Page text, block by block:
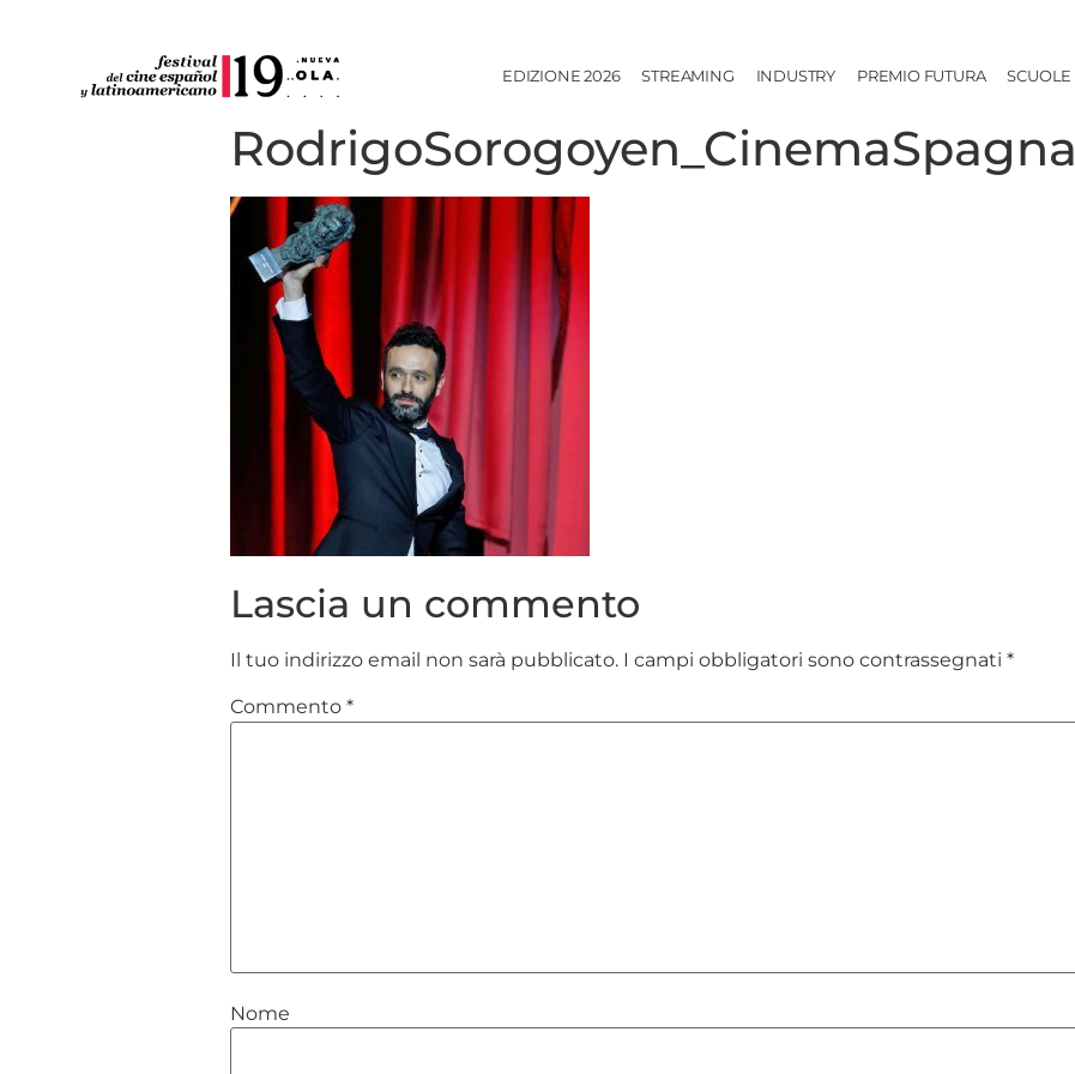
EDIZIONE 2026 STREAMING INDUSTRY PREMIO FUTURA SCUOLE
RodrigoSorogoyen_CinemaSpagna
Lascia un commento
Il tuo indirizzo email non sarà pubblicato. I campi obbligatori sono contrassegnati *
Commento *
Nome